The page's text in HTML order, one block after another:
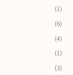
(1)
(6)
(4)
(1)
(3)